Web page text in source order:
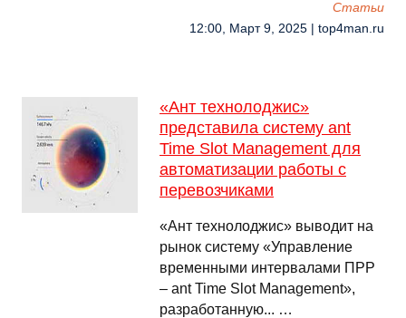
Cтатьи
12:00, Март 9, 2025 | top4man.ru
«Ант технолоджис»
представила систему ant
Time Slot Management для
автоматизации работы с
перевозчиками
«Ант технолоджис» выводит на
рынок систему «Управление
временными интервалами ПРР
– ant Time Slot Management»,
разработанную... …